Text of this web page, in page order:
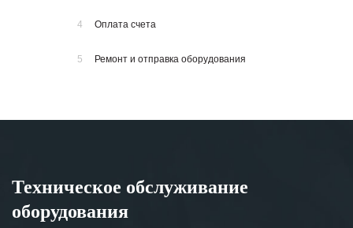
4 Оплата счета
5 Ремонт и отправка оборудования
Техническое обслуживание
оборудования